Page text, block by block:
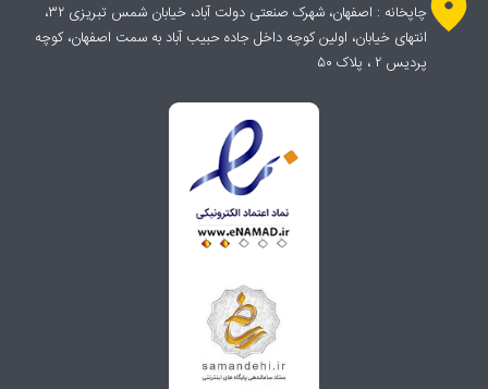
چاپخانه : اصفهان، شهرک صنعتی دولت آباد، خیابان شمس تبریزی ۳۲،
انتهای خیابان، اولین کوچه داخل جاده حبیب آباد به سمت اصفهان، کوچه
پردیس ۲ ، پلاک ۵۰